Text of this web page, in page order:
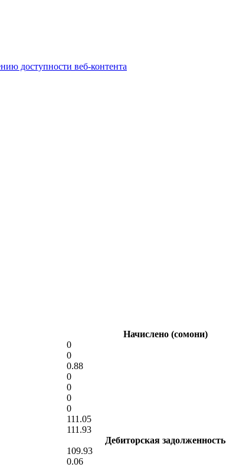
доступности веб-контента
Начислено (сомони)
0
0
0.88
0
0
0
0
111.05
111.93
Дебиторская задолженность
109.93
0.06